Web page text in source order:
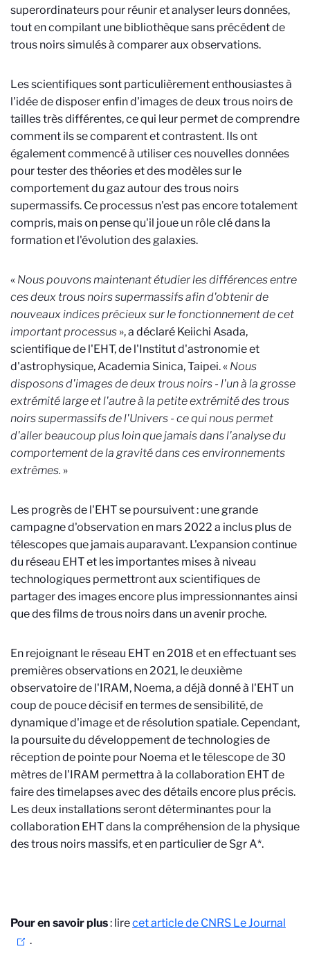
superordinateurs pour réunir et analyser leurs données,
tout en compilant une bibliothèque sans précédent de
trous noirs simulés à comparer aux observations.
Les scientifiques sont particulièrement enthousiastes à
l'idée de disposer enfin d'images de deux trous noirs de
tailles très différentes, ce qui leur permet de comprendre
comment ils se comparent et contrastent. Ils ont
également commencé à utiliser ces nouvelles données
pour tester des théories et des modèles sur le
comportement du gaz autour des trous noirs
supermassifs. Ce processus n'est pas encore totalement
compris, mais on pense qu'il joue un rôle clé dans la
formation et l'évolution des galaxies.
« Nous pouvons maintenant étudier les différences entre
ces deux trous noirs supermassifs afin d'obtenir de
nouveaux indices précieux sur le fonctionnement de cet
important processus », a déclaré Keiichi Asada,
scientifique de l'EHT, de l'Institut d'astronomie et
d'astrophysique, Academia Sinica, Taipei. « Nous
disposons d'images de deux trous noirs - l'un à la grosse
extrémité large et l'autre à la petite extrémité des trous
noirs supermassifs de l'Univers - ce qui nous permet
d'aller beaucoup plus loin que jamais dans l'analyse du
comportement de la gravité dans ces environnements
extrêmes. »
Les progrès de l'EHT se poursuivent : une grande
campagne d'observation en mars 2022 a inclus plus de
télescopes que jamais auparavant. L'expansion continue
du réseau EHT et les importantes mises à niveau
technologiques permettront aux scientifiques de
partager des images encore plus impressionnantes ainsi
que des films de trous noirs dans un avenir proche.
En rejoignant le réseau EHT en 2018 et en effectuant ses
premières observations en 2021, le deuxième
observatoire de l'IRAM, Noema, a déjà donné à l'EHT un
coup de pouce décisif en termes de sensibilité, de
dynamique d'image et de résolution spatiale. Cependant,
la poursuite du développement de technologies de
réception de pointe pour Noema et le télescope de 30
mètres de l'IRAM permettra à la collaboration EHT de
faire des timelapses avec des détails encore plus précis.
Les deux installations seront déterminantes pour la
collaboration EHT dans la compréhension de la physique
des trous noirs massifs, et en particulier de Sgr A*.
Pour en savoir plus: lirecet article de CNRS Le Journal
.